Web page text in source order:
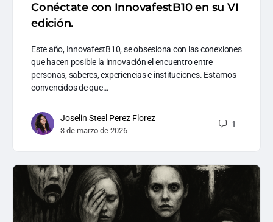
Conéctate con InnovafestB10 en su VI
edición.
Este año, InnovafestB10, se obsesiona con las conexiones
que hacen posible la innovación el encuentro entre
personas, saberes, experiencias e instituciones. Estamos
convencidos de que…
Joselin Steel Perez Florez
3 de marzo de 2026
1